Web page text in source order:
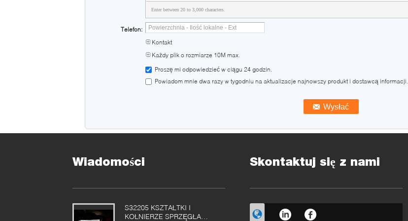
Enter between 20 to 3,000 characters.
Telefon:
Kontakt
Każdy plik o rozmiarze 10M max.
Proszę mi odpowiedzieć w ciągu 24 godzin.
Powiadom mnie dwa razy w tygodniu na aktualizacje najnowszy produkt i dostawcą informacji.
Wiadomości
S32205 KSZTAŁTKI I
KOŁNIERZE SPRZĘGŁA
Skontaktuj się z nami